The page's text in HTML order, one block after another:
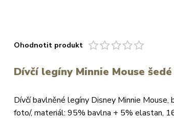
Ohodnotit produkt
Dívčí legíny Minnie Mouse
Dívčí bavlněné legíny Disney Minnie Mouse,
foto/, materiál: 95% bavlna + 5% elastan,